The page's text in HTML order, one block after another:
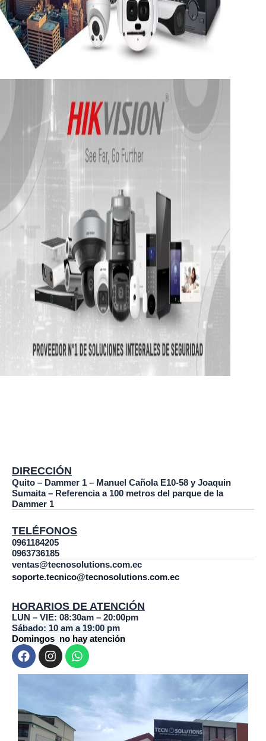
DIRECCIÓN
Quito – Dammer 1 – Manuel Cañola E10-58 y Joaquin
Sumaita – Referencia a 100 metros del parque de la
Dammer 1
TELÉFONOS
0961184205
0963736185
ventas@tecnosolutions.com.ec
soporte.tecnico@tecnosolutions.com.ec
HORARIOS DE ATENCIÓN
LUN – VIE: 08:30am – 20:00pm
Sábado: 10 am a 19:00 pm
Domingos no hay atención
F
a
c
o
o
k
I
n
s
r
a
W
h
a
a